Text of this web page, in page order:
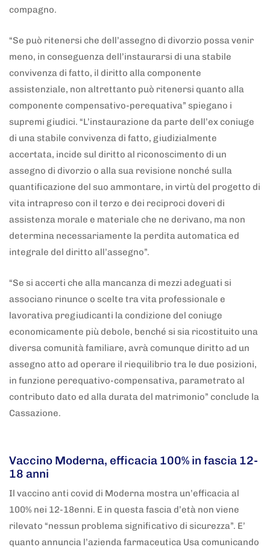
compagno.
“Se può ritenersi che dell’assegno di divorzio possa venir
meno, in conseguenza dell’instaurarsi di una stabile
convivenza di fatto, il diritto alla componente
assistenziale, non altrettanto può ritenersi quanto alla
componente compensativo-perequativa” spiegano i
supremi giudici. “L’instaurazione da parte dell’ex coniuge
di una stabile convivenza di fatto, giudizialmente
accertata, incide sul diritto al riconoscimento di un
assegno di divorzio o alla sua revisione nonché sulla
quantificazione del suo ammontare, in virtù del progetto di
vita intrapreso con il terzo e dei reciproci doveri di
assistenza morale e materiale che ne derivano, ma non
determina necessariamente la perdita automatica ed
integrale del diritto all’assegno”.
“Se si accerti che alla mancanza di mezzi adeguati si
associano rinunce o scelte tra vita professionale e
lavorativa pregiudicanti la condizione del coniuge
economicamente più debole, benché si sia ricostituito una
diversa comunità familiare, avrà comunque diritto ad un
assegno atto ad operare il riequilibrio tra le due posizioni,
in funzione perequativo-compensativa, parametrato al
contributo dato ed alla durata del matrimonio” conclude la
Cassazione.
Vaccino Moderna, efficacia 100% in fascia 12-
18 anni
Il vaccino anti covid di Moderna mostra un’efficacia al
100% nei 12-18enni. E in questa fascia d’età non viene
rilevato “nessun problema significativo di sicurezza”. E’
quanto annuncia l’azienda farmaceutica Usa comunicando